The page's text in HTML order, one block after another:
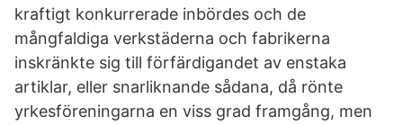
kraftigt konkurrerade inbördes och de
mångfaldiga verkstäderna och fabrikerna
inskränkte sig till förfärdigandet av enstaka
artiklar, eller snarliknande sådana, då rönte
yrkesföreningarna en viss grad framgång, men